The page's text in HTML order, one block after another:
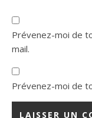
Prévenez-moi de
mail.
Prévenez-moi de